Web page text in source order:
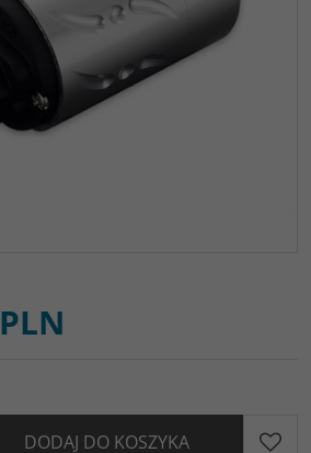
PLN
DODAJ DO KOSZYKA